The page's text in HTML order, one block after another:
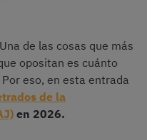
de las cosas que más
opositan es cuánto
eso, en esta entrada
de la
en 2026.